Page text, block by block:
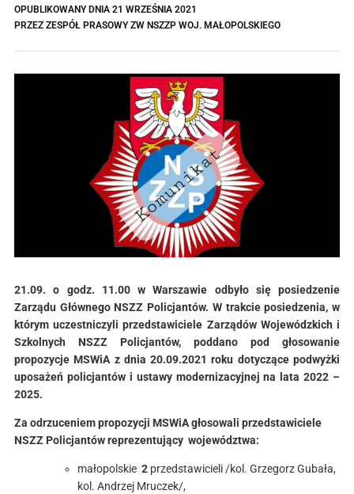
OPUBLIKOWANY DNIA 21 WRZEŚNIA 2021
PRZEZ ZESPÓŁ PRASOWY ZW NSZZP WOJ. MAŁOPOLSKIEGO
21.09. o godz. 11.00 w Warszawie odbyło się posiedzenie
Zarządu Głównego NSZZ Policjantów. W trakcie posiedzenia, w
którym uczestniczyli przedstawiciele Zarządów Wojewódzkich i
Szkolnych NSZZ Policjantów, poddano pod głosowanie
propozycje MSWiA z dnia 20.09.2021 roku dotyczące podwyżki
uposażeń policjantów i ustawy modernizacyjnej na lata 2022 –
2025.
Za odrzuceniem propozycji MSWiA głosowali przedstawiciele
NSZZ Policjantów reprezentujący województwa:
małopolskie 2 przedstawicieli /kol. Grzegorz Gubała,
kol. Andrzej Mruczek/,